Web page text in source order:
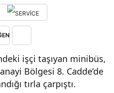
işçi taşıyan minibüs,
Bölgesi 8. Cadde’de
tırla çarpıştı.